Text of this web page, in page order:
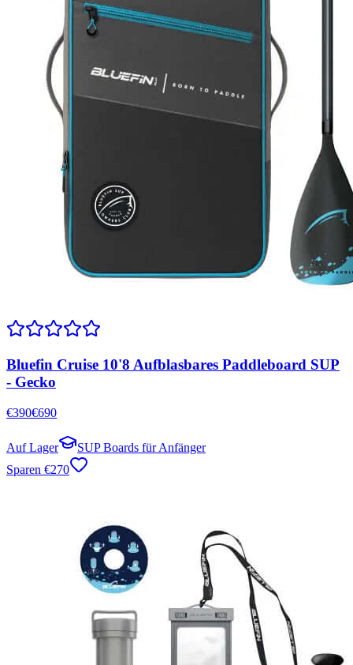
Bluefin Cruise 10'8 Aufblasbares Paddleboard SUP
- Gecko
€390€690
Auf Lager
SUP Boards für Anfänger
Sparen €270